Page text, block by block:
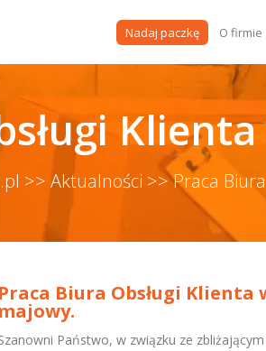
Nadaj paczkę O firmie
>> Aktualności >>Praca
Praca Biura Obsługi Klienta
majowy.
Państwo, w związku ze